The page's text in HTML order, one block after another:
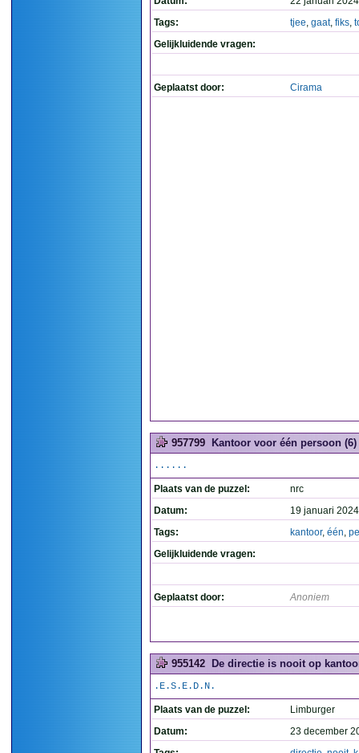
Tags:
tjee, gaat, fiks,
Gelijkluidende vragen:
Geplaatst door: Cirama
957799 Kantoor voor één persoon (6)
......
Plaats van de puzzel:
nrc
Datum:
19 januari
Tags:
kantoor, één,
Gelijkluidende vragen:
Geplaatst door: Anoniem
955142 De directie is nooit op
.E.S.E.D.N.
Plaats van de puzzel:
Limburger
Datum:
23 december